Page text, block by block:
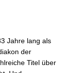
Jahre lang als
der
Titel über